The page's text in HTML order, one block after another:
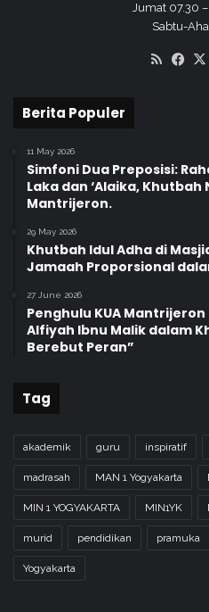
Jumat 07.30
Sabtu-
RSS
Berita Populer
11 May 2026
Simfoni Dua Preposisi:
Laka dan ‘Alaika, Khutbah
Mantrijeron.
29 May 2026
Khutbah Idul Adha di
Jamaah Proporsional
27 June 2026
Penghulu KUA
Alfiyah Ibnu Malik dalam
Berebut Peran”
Tag
akademik guru inspiratif
madrasah MAN 1 Yogyakarta
MIN 1 YOGYAKARTA MIN1YK
murid pendidikan pramuka
Yogyakarta